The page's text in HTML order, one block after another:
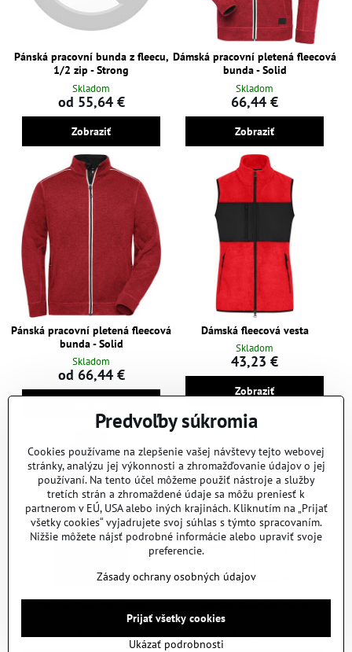
Pánská pracovní bunda z fleecu,
1/2 zip - Strong
Skladom
od 55,64 €
Zobraziť
Dámská pracovní pletená fleecová
bunda - Solid
Skladom
66,44 €
Zobraziť
Pánská pracovní pletená fleecová
bunda - Solid
Skladom
od 66,44 €
Dámská fleecová vesta
Skladom
43,23 €
Zobraziť
Pánská fleecová vesta
43,23 €
Dámská fleecová bunda
50,86 €
Predvoľby súkromia
Cookies používame na zlepšenie vašej návštevy tejto webovej
stránky, analýzu jej výkonnosti a zhromažďovanie údajov o jej
používaní. Na tento účel môžeme použiť nástroje a služby
tretích strán a zhromaždené údaje sa môžu preniesť k
partnerom v EÚ, USA alebo iných krajinách. Kliknutím na „Prijať
všetky cookies“ vyjadrujete svoj súhlas s týmto spracovaním.
Nižšie môžete nájsť podrobné informácie alebo upraviť svoje
preferencie.
Zásady ochrany osobných údajov
Ukázať podrobnosti
Prijať všetky cookies